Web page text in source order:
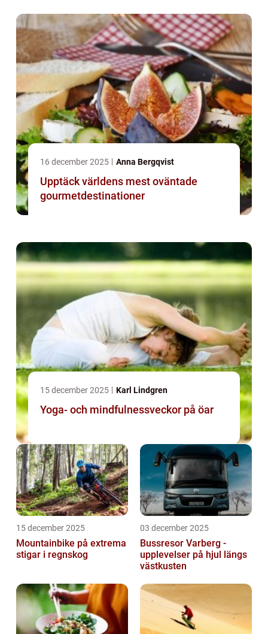
16 december 2025 Anna Bergqvist
Upptäck världens mest oväntade
gourmetdestinationer
15 december 2025 Karl Lindgren
Yoga- och mindfulnessveckor på öar
15 december 2025
Mountainbike på extrema
stigar i regnskog
03 december 2025
Bussresor Varberg -
upplevelser på hjul längs
västkusten